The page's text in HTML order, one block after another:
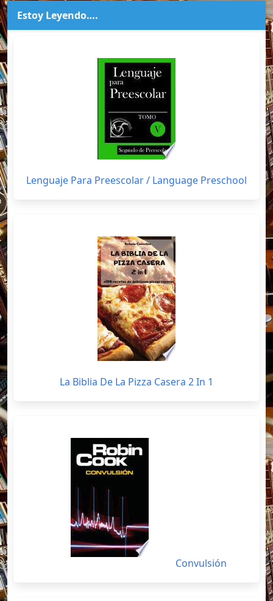
Estoy Leyendo….
Lenguaje Para Preescolar / Language Preschool
La Biblia De La Pizza Casera 2 In 1
Convulsión